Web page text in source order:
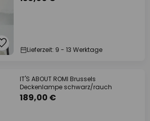
Lieferzeit: 9 - 13 Werktage
IT'S ABOUT ROMI Brussels
Deckenlampe schwarz/rauch
189,00 €